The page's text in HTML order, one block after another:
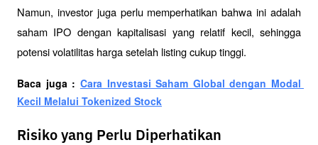
Namun, investor juga perlu memperhatikan bahwa ini adalah
saham IPO dengan kapitalisasi yang relatif kecil, sehingga
potensi volatilitas harga setelah listing cukup tinggi.
Baca juga : Cara Investasi Saham Global dengan Modal
Kecil Melalui Tokenized Stock
Risiko yang Perlu Diperhatikan